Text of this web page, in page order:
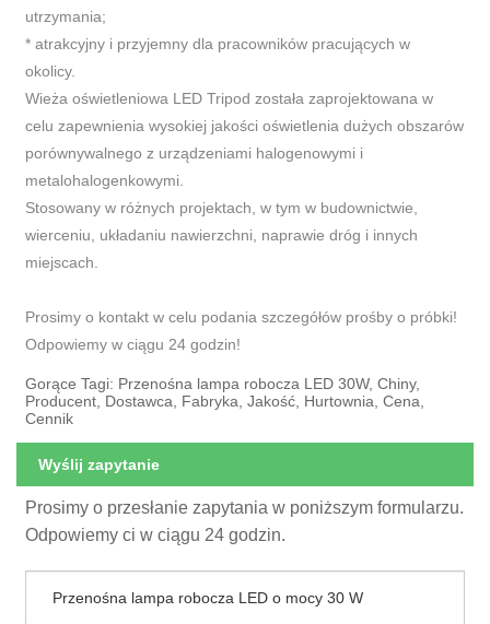
utrzymania;
* atrakcyjny i przyjemny dla pracowników pracujących w
okolicy.
Wieża oświetleniowa LED Tripod została zaprojektowana w
celu zapewnienia wysokiej jakości oświetlenia dużych obszarów
porównywalnego z urządzeniami halogenowymi i
metalohalogenkowymi.
Stosowany w różnych projektach, w tym w budownictwie,
wierceniu, układaniu nawierzchni, naprawie dróg i innych
miejscach.
Prosimy o kontakt w celu podania szczegółów prośby o próbki!
Odpowiemy w ciągu 24 godzin!
Gorące Tagi: Przenośna lampa robocza LED 30W, Chiny,
Producent, Dostawca, Fabryka, Jakość, Hurtownia, Cena,
Cennik
Wyślij zapytanie
Prosimy o przesłanie zapytania w poniższym formularzu.
Odpowiemy ci w ciągu 24 godzin.